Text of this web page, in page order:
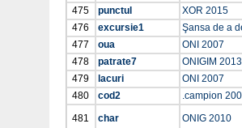
475
punctul
XOR 2015
476
excursie1
Şansa de a
477
oua
ONI 2007
478
patrate7
ONIGIM 2013
479
lacuri
ONI 2007
480
cod2
.campion
481
char
ONIG 2010